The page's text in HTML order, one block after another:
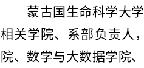
蒙古国生命科学大
相关学院、系部负责人
院、数学与大数据学院